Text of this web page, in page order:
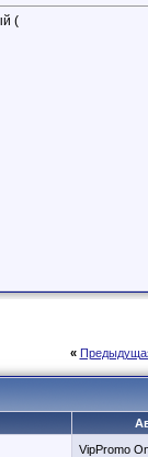
(
«
VipPromo